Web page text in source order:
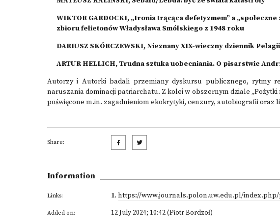
WIKTOR GARDOCKI, „Ironia trącąca defetyzmem” a
zbioru felietonów Władysława Smólskiego z 1948 roku
DARIUSZ SKÓRCZEWSKI, Nieznany XIX-wieczny dziennik
ARTUR HELLICH, Trudna sztuka uobecniania. O pisarstwie
Autorzy i Autorki badali przemiany dyskursu publicznego, rytmy
naruszania dominacji patriarchatu. Z kolei w obszernym dziale
poświęcone m.in. zagadnieniom ekokrytyki, cenzury, autobiografii oraz
Share:
Information
Links: 1. https://www.journals.polon.uw.edu.pl/index.php/
Added on: 12 July 2024; 10:42 (Piotr Bordzoł)